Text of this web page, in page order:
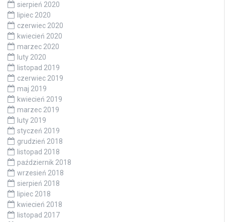
sierpień 2020
lipiec 2020
czerwiec 2020
kwiecień 2020
marzec 2020
luty 2020
listopad 2019
czerwiec 2019
maj 2019
kwiecień 2019
marzec 2019
luty 2019
styczeń 2019
grudzień 2018
listopad 2018
październik 2018
wrzesień 2018
sierpień 2018
lipiec 2018
kwiecień 2018
listopad 2017